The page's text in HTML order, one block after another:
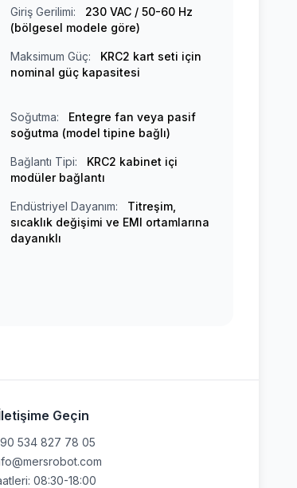
Giriş Gerilimi:
230 VAC / 50-60 Hz
(bölgesel modele göre)
Maksimum Güç:
KRC2 kart seti için
nominal güç kapasitesi
Soğutma:
Entegre fan veya pasif
soğutma (model tipine bağlı)
Bağlantı Tipi:
KRC2 kabinet içi
modüler bağlantı
Endüstriyel Dayanım:
Titreşim,
sıcaklık değişimi ve EMI ortamlarına
dayanıklı
Geçin
534 827 78 05
08:30-18:00